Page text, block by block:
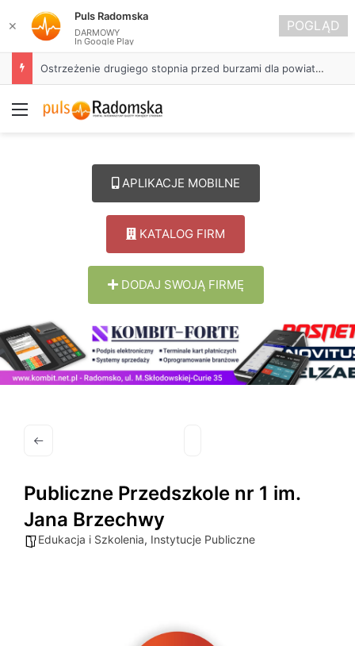
Ostrzeżenie drugiego stopnia przed burzami dla powiatu radomszczańskiego
Menu
APLIKACJE MOBILNE
KATALOG FIRM
DODAJ SWOJĄ FIRMĘ
Publiczne Przedszkole nr 1 im.
Jana Brzechwy
Edukacja i Szkolenia, Instytucje Publiczne
✕
Puls Radomska
DARMOWY
In Google Play
POGLĄD